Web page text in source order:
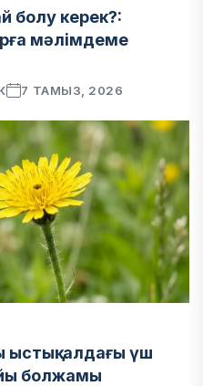
болу керек?:
мәлімдеме
7 ТАМЫЗ, 2026
ыстық: алдағы үш
болжамы